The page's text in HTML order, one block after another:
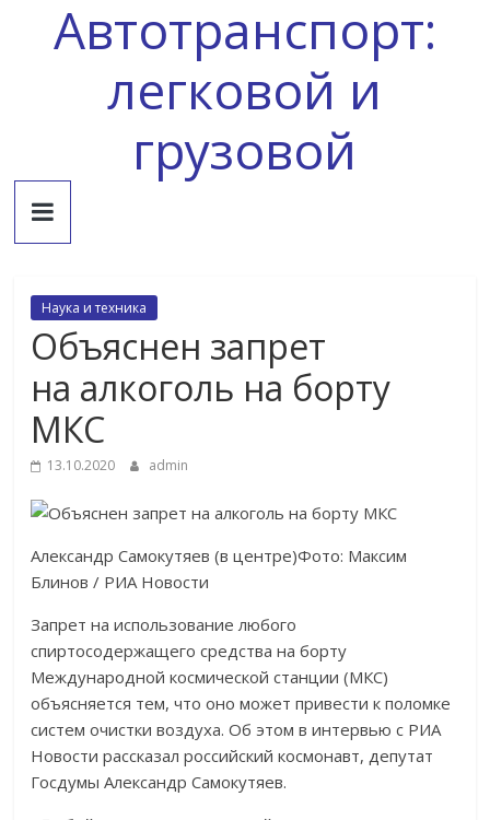
Автотранспорт:
легковой и
грузовой
Наука и техника
Объяснен запрет
на алкоголь на борту
МКС
13.10.2020 admin
Александр Самокутяев (в центре)Фото: Максим
Блинов / РИА Новости
Запрет на использование любого
спиртосодержащего средства на борту
Международной космической станции (МКС)
объясняется тем, что оно может привести к поломке
систем очистки воздуха. Об этом в интервью с РИА
Новости рассказал российский космонавт, депутат
Госдумы Александр Самокутяев.